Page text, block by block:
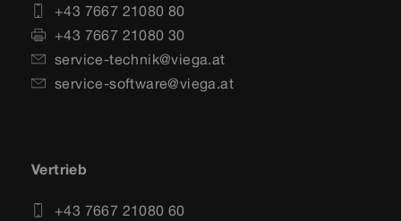
+43 7667 21080 80
+43 7667 21080 30
service-technik@viega.at
service-software@viega.at
Vertrieb
+43 7667 21080 60